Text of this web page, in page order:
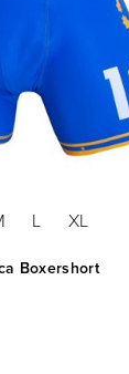
L XL
Boxershort